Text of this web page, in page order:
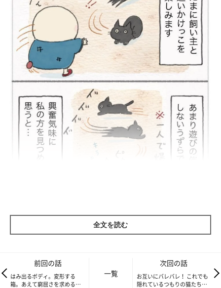
全文を読む
前回の話
はみ出るボディ。変形する
箱。あえて窮屈さを求める箱
一覧
次回の話
お互いにバレバレ！ これでも
隠れているつもりの猫たち